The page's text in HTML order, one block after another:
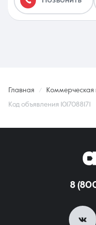
Главная Коммерческая
Код объявления 1017088171
8